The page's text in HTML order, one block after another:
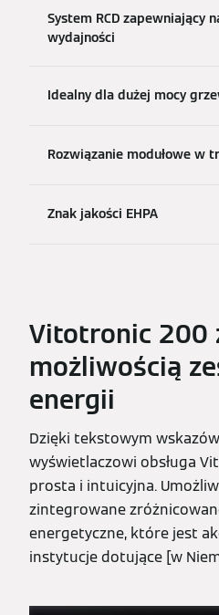
System RCD zapewniający
wydajności
Idealny dla dużej mocy
Rozwiązanie modułowe w
Znak jakości EHPA
Vitotronic 200
możliwością
energii
Dzięki tekstowym
wyświetlaczowi obsługa
prosta i intuicyjna.
zintegrowane
energetyczne, które jest
instytucje dotujące [w